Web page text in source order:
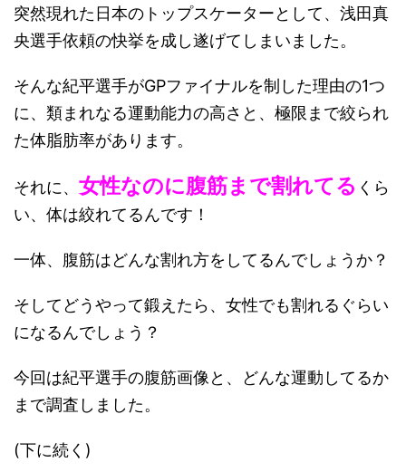
突然現れた日本のトップスケーターとして、浅田真
央選手依頼の快挙を成し遂げてしまいました。
そんな紀平選手がGPファイナルを制した理由の1つ
に、類まれなる運動能力の高さと、極限まで絞られ
た体脂肪率があります。
それに、 女性なのに腹筋まで割れてる くら
い、体は絞れてるんです！
一体、腹筋はどんな割れ方をしてるんでしょうか？
そしてどうやって鍛えたら、女性でも割れるぐらい
になるんでしょう？
今回は紀平選手の腹筋画像と、どんな運動してるか
まで調査しました。
(下に続く)